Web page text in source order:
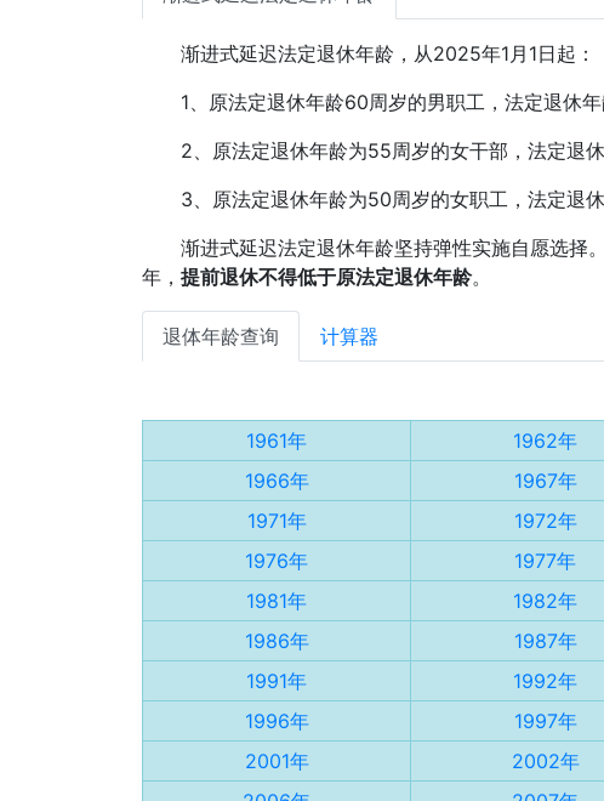
渐进式延迟法定退休年龄，从2025年1月1日起：
1、原法定退休年龄60周岁的男职工，法定退休
2、原法定退休年龄为55周岁的女干部，法定退
3、原法定退休年龄为50周岁的女职工，法定退
渐进式延迟法定退休年龄坚持弹性实施自愿选择
年， 提前退休不得低于原法定退休年龄。
退体年龄查询 计算器
1961年 1962年
1966年
1967年
1971年
1972年
1976年
1977年
1981年
1982年
1986年
1987年
1991年
1992年
1996年
1997年
2001年
2002年